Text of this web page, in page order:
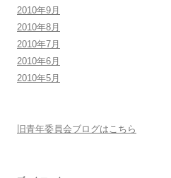
2010年9月
2010年8月
2010年7月
2010年6月
2010年5月
旧青年委員会ブログはこちら